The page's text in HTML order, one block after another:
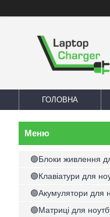
ГОЛОВНА
🟢Блоки живлення
🟢Клавіатури для
🟢Акумулятори для
🟢Матриці для